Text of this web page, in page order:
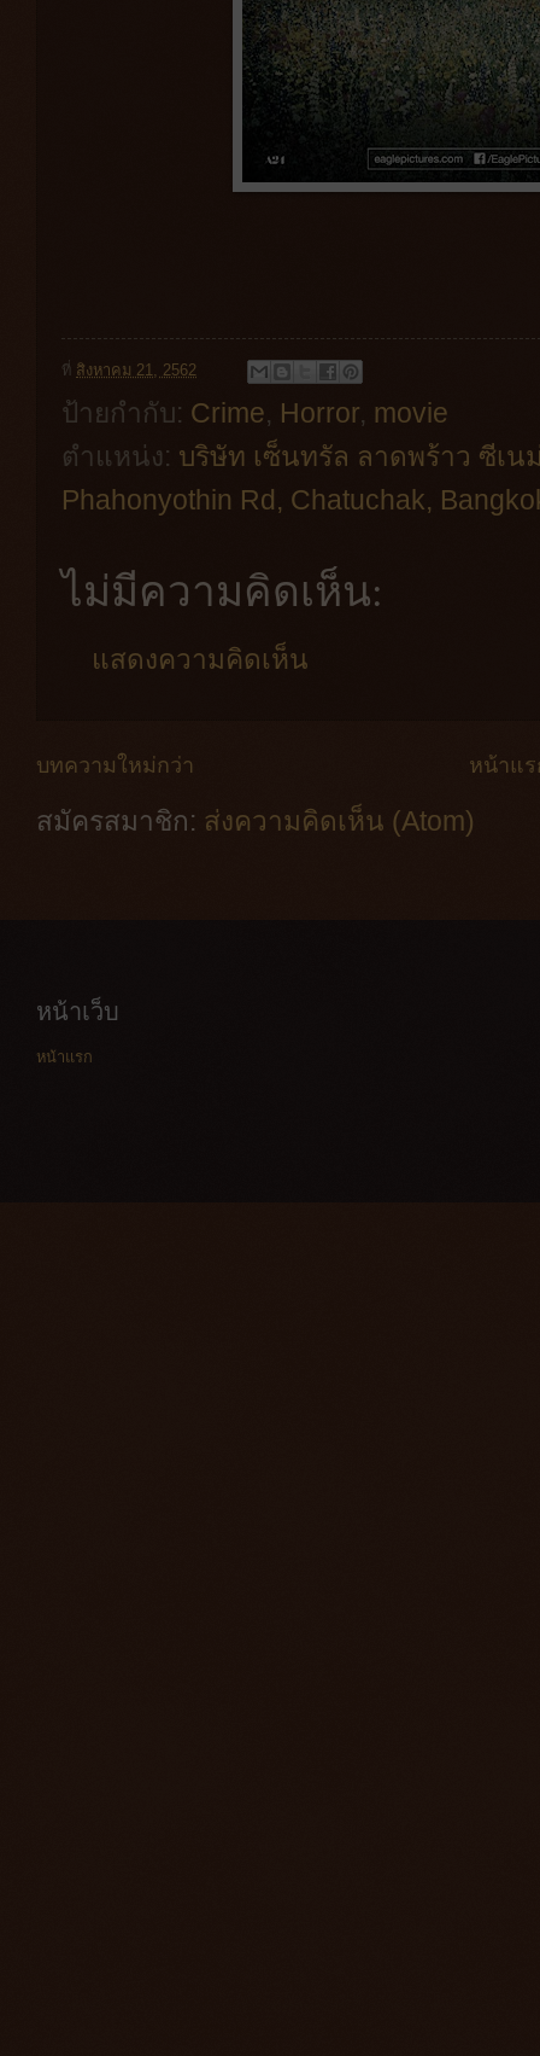
ที่ สิงหาคม 21, 2562
ป้ายกำกับ: Crime, Horror, movie
ตำแหน่ง: บริษัท เซ็นทรัล ลาดพร้าว ซีเ
Phahonyothin Rd, Chatuchak,
ไม่มีความคิดเห็น:
แสดงความคิดเห็น
บทความใหม่กว่า หน้าแร
สมัครสมาชิก: ส่งความคิดเห็น (Atom)
หน้าเว็บ
หน้าแรก